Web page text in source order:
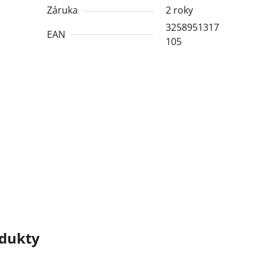
Záruka
2 roky
EAN
3258951317
105